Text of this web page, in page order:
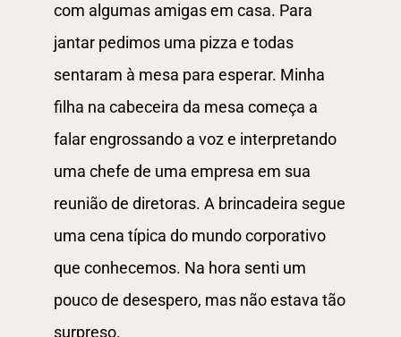
com algumas amigas em casa. Para
jantar pedimos uma pizza e todas
sentaram à mesa para esperar. Minha
filha na cabeceira da mesa começa a
falar engrossando a voz e interpretando
uma chefe de uma empresa em sua
reunião de diretoras. A brincadeira segue
uma cena típica do mundo corporativo
que conhecemos. Na hora senti um
pouco de desespero, mas não estava tão
surpreso.